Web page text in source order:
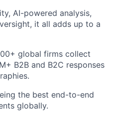
AI-powered analysis,
it all adds up to a
global firms collect
B2B and B2C responses
the best end-to-end
globally.